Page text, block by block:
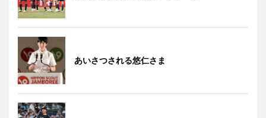
あいさつされる悠仁さま